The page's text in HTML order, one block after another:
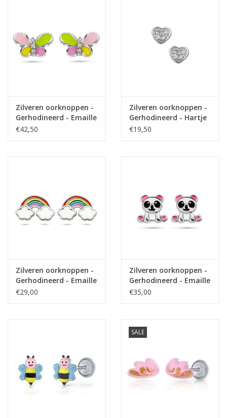
Zilveren oorknoppen -
Gerhodineerd - Emaille
/ Zirkonia - Vlinder
€42,50
Zilveren oorknoppen -
Gerhodineerd - Hartje
- Zirkonia
€19,50
Zilveren oorknoppen -
Gerhodineerd - Emaille
- Regenboog
€29,00
Zilveren oorknoppen -
Gerhodineerd - Emaille
- Panda
€35,00
SALE